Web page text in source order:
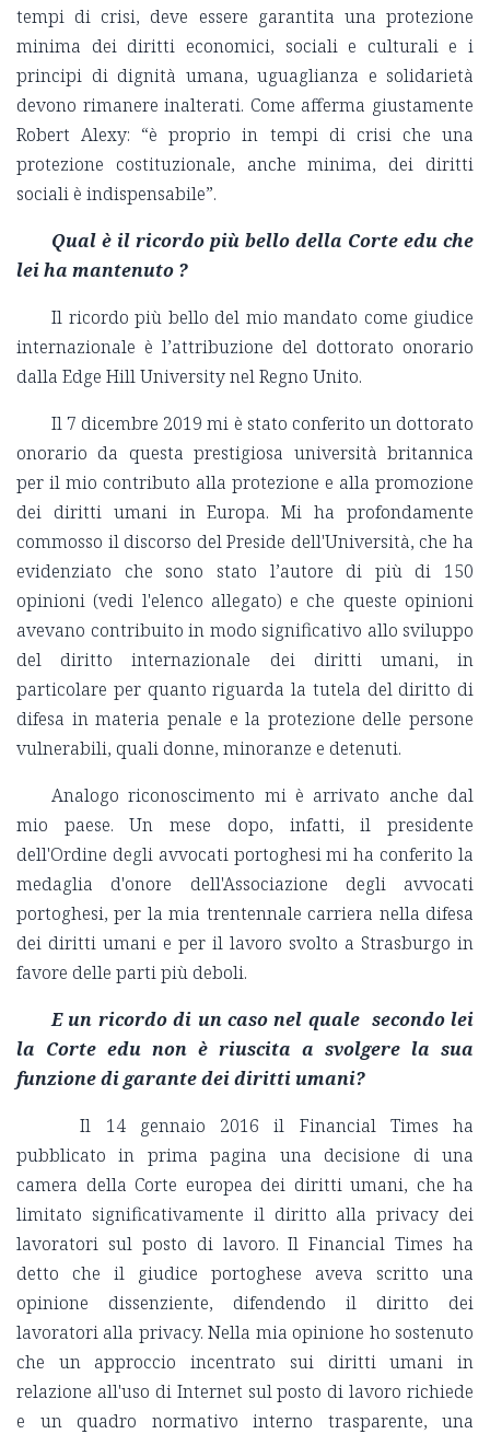
tempi di crisi, deve essere garantita una protezione
minima dei diritti economici, sociali e culturali e i
principi di dignità umana, uguaglianza e solidarietà
devono rimanere inalterati. Come afferma giustamente
Robert Alexy: “è proprio in tempi di crisi che una
protezione costituzionale, anche minima, dei diritti
sociali è indispensabile”.
Qual è il ricordo più bello della Corte edu che
lei ha mantenuto ?
Il ricordo più bello del mio mandato come giudice
internazionale è l’attribuzione del dottorato onorario
dalla Edge Hill University nel Regno Unito.
Il 7 dicembre 2019 mi è stato conferito un dottorato
onorario da questa prestigiosa università britannica
per il mio contributo alla protezione e alla promozione
dei diritti umani in Europa. Mi ha profondamente
commosso il discorso del Preside dell'Università, che ha
evidenziato che sono stato l’autore di più di 150
opinioni (vedi l'elenco allegato) e che queste opinioni
avevano contribuito in modo significativo allo sviluppo
del diritto internazionale dei diritti umani, in
particolare per quanto riguarda la tutela del diritto di
difesa in materia penale e la protezione delle persone
vulnerabili, quali donne, minoranze e detenuti.
Analogo riconoscimento mi è arrivato anche dal
mio paese. Un mese dopo, infatti, il presidente
dell'Ordine degli avvocati portoghesi mi ha conferito la
medaglia d'onore dell'Associazione degli avvocati
portoghesi, per la mia trentennale carriera nella difesa
dei diritti umani e per il lavoro svolto a Strasburgo in
favore delle parti più deboli.
E un ricordo di un caso nel quale secondo lei
la Corte edu non è riuscita a svolgere la sua
funzione di garante dei diritti umani?
Il 14 gennaio 2016 il Financial Times ha
pubblicato in prima pagina una decisione di una
camera della Corte europea dei diritti umani, che ha
limitato significativamente il diritto alla privacy dei
lavoratori sul posto di lavoro. Il Financial Times ha
detto che il giudice portoghese aveva scritto una
opinione dissenziente, difendendo il diritto dei
lavoratori alla privacy. Nella mia opinione ho sostenuto
che un approccio incentrato sui diritti umani in
relazione all'uso di Internet sul posto di lavoro richiede
e un quadro normativo interno trasparente, una